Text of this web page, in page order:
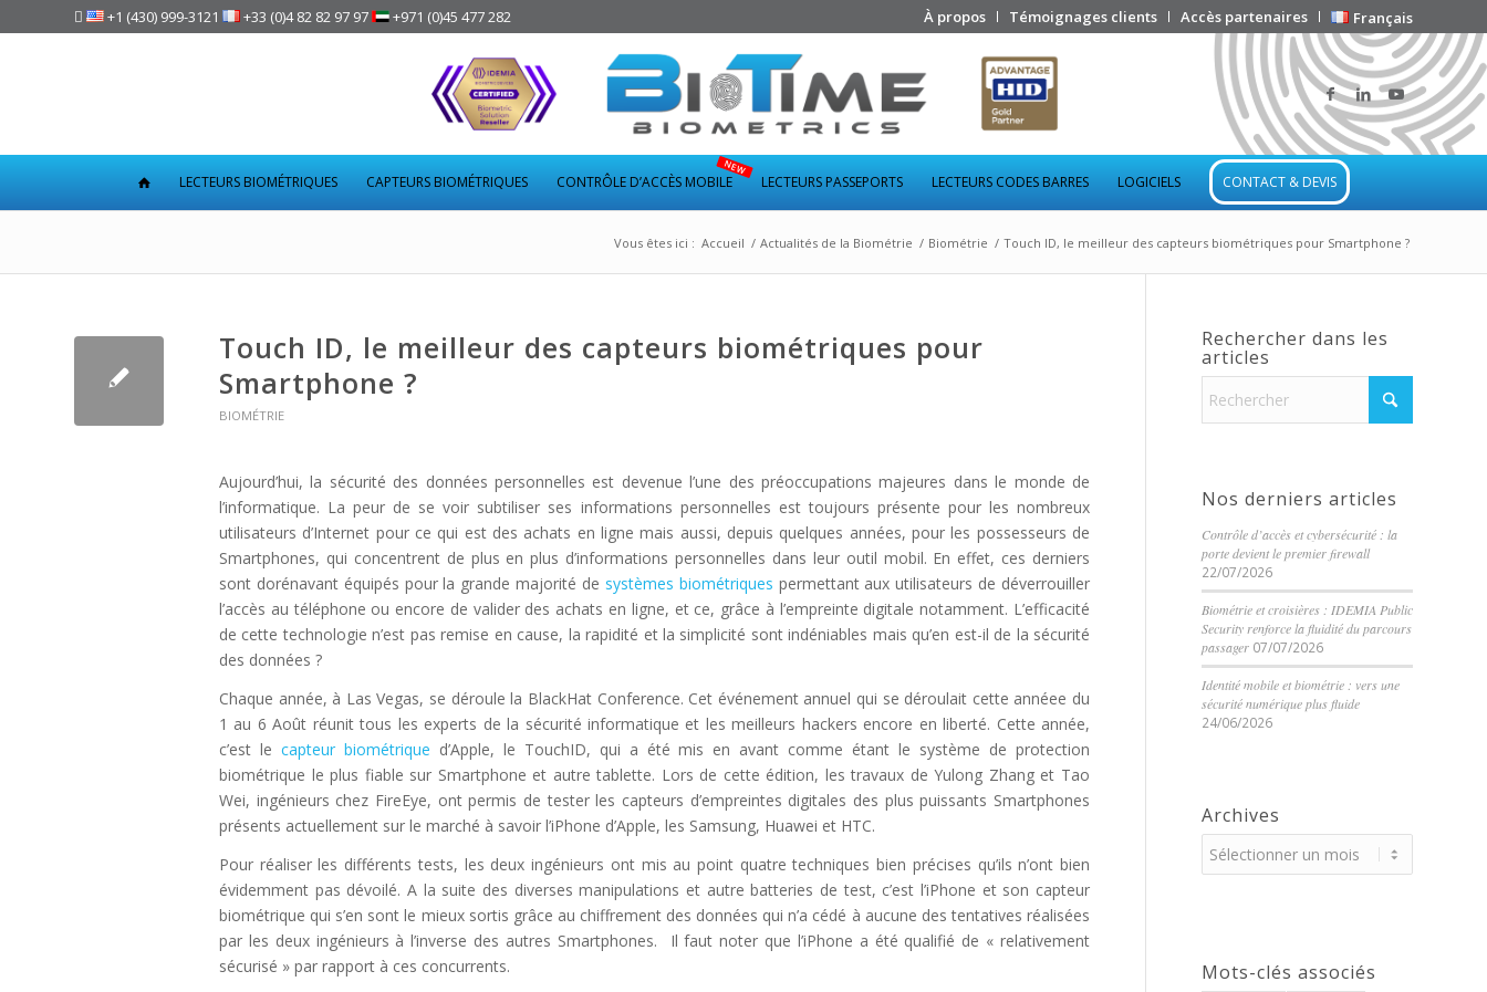
À propos Témoignages clients Accès partenaires Français
 +1 (430) 999-3121 +33 (0)4 82 82 97 97 +971 (0)45 477 282
LECTEURS BIOMÉTRIQUES CAPTEURS BIOMÉTRIQUES CONTRÔLE D’ACCÈS MOBILE LECTEURS PASSEPORTS LECTEURS CODES BARRES LOGICIELS CONTACT & DEVIS
Vous êtes ici : Accueil / Actualités de la Biométrie / Biométrie / Touch ID, le meilleur des capteurs biométriques pour Smartphone ?
Touch ID, le meilleur des capteurs biométriques pour
Smartphone ?
BIOMÉTRIE
Aujourd’hui, la sécurité des données personnelles est devenue l’une des préoccupations majeures dans le monde de
l’informatique. La peur de se voir subtiliser ses informations personnelles est toujours présente pour les nombreux
utilisateurs d’Internet pour ce qui est des achats en ligne mais aussi, depuis quelques années, pour les possesseurs de
Smartphones, qui concentrent de plus en plus d’informations personnelles dans leur outil mobil. En effet, ces derniers
sont dorénavant équipés pour la grande majorité de systèmes biométriques permettant aux utilisateurs de déverrouiller
l’accès au téléphone ou encore de valider des achats en ligne, et ce, grâce à l’empreinte digitale notamment. L’efficacité
de cette technologie n’est pas remise en cause, la rapidité et la simplicité sont indéniables mais qu’en est-il de la sécurité
des données ?
Chaque année, à Las Vegas, se déroule la BlackHat Conference. Cet événement annuel qui se déroulait cette annéee du
1 au 6 Août réunit tous les experts de la sécurité informatique et les meilleurs hackers encore en liberté. Cette année,
c’est le capteur biométrique d’Apple, le TouchID, qui a été mis en avant comme étant le système de protection
biométrique le plus fiable sur Smartphone et autre tablette. Lors de cette édition, les travaux de Yulong Zhang et Tao
Wei, ingénieurs chez FireEye, ont permis de tester les capteurs d’empreintes digitales des plus puissants Smartphones
présents actuellement sur le marché à savoir l’iPhone d’Apple, les Samsung, Huawei et HTC.
Pour réaliser les différents tests, les deux ingénieurs ont mis au point quatre techniques bien précises qu’ils n’ont bien
évidemment pas dévoilé. A la suite des diverses manipulations et autre batteries de test, c’est l’iPhone et son capteur
biométrique qui s’en sont le mieux sortis grâce au chiffrement des données qui n’a cédé à aucune des tentatives réalisées
par les deux ingénieurs à l’inverse des autres Smartphones. Il faut noter que l’iPhone a été qualifié de « relativement
sécurisé » par rapport à ces concurrents.
Rechercher dans les
articles
Nos derniers articles
Contrôle d’accès et cybersécurité : la
porte devient le premier firewall
22/07/2026
Biométrie et croisières : IDEMIA Public
Security renforce la fluidité du parcours
passager 07/07/2026
Identité mobile et biométrie : vers une
sécurité numérique plus fluide
24/06/2026
Archives
Mots-clés associés